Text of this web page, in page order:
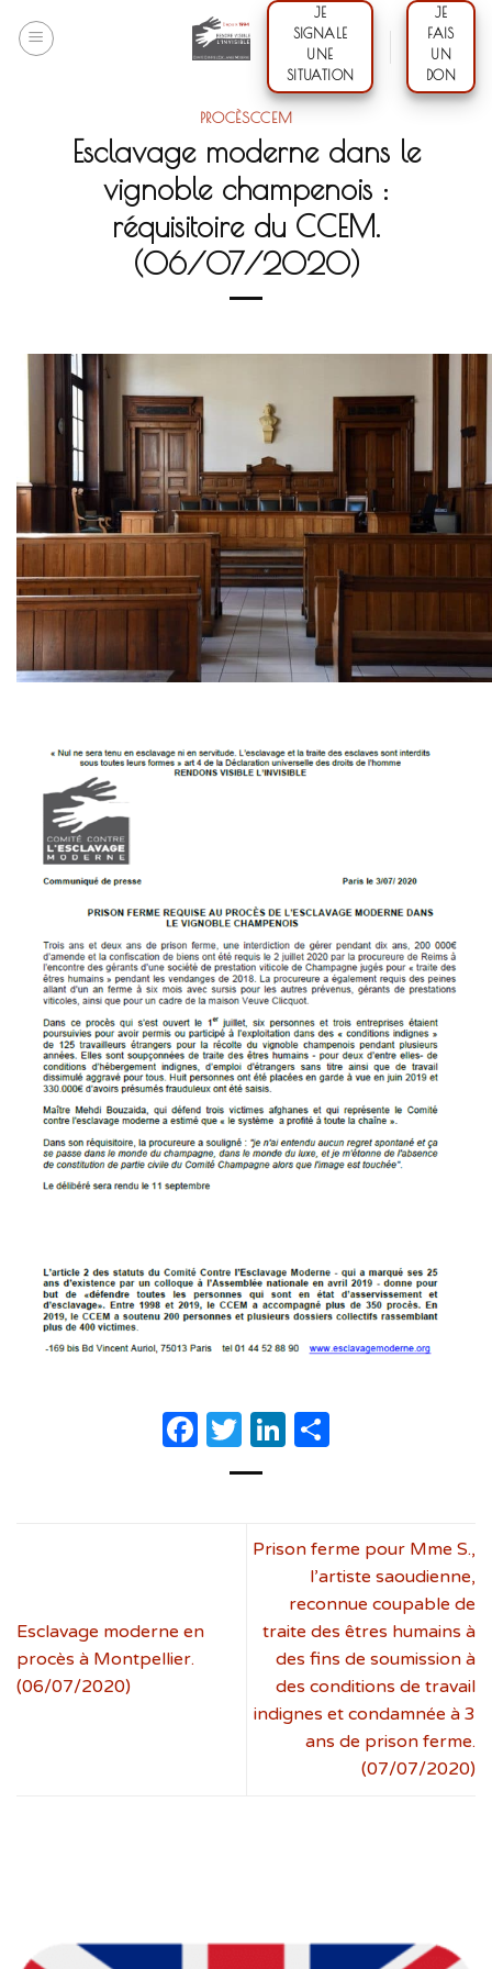
JE
SIGNALE
UNE
SITUATION
JE
FAIS
UN
DON
PROCÈSCCEM
Esclavage moderne dans le
vignoble champenois :
réquisitoire du CCEM.
(06/07/2020)
Facebook
TwitterLinkedIn
Esclavage moderne en
procès à Montpellier.
(06/07/2020)
Prison ferme pour Mme S.,
l’artiste saoudienne,
reconnue coupable de
traite des êtres humains à
des fins de soumission à
des conditions de travail
indignes et condamnée à 3
ans de prison ferme.
(07/07/2020)